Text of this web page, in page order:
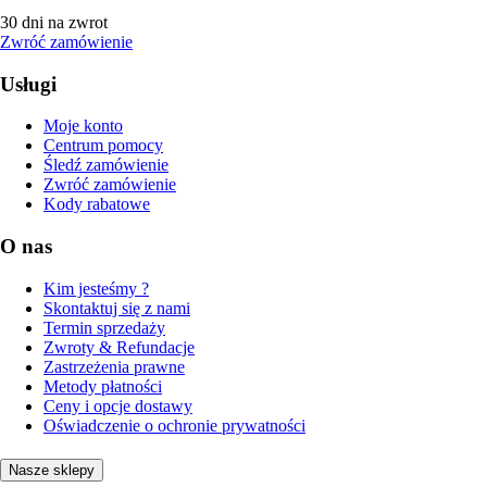
30 dni na zwrot
Zwróć zamówienie
Usługi
Moje konto
Centrum pomocy
Śledź zamówienie
Zwróć zamówienie
Kody rabatowe
O nas
Kim jesteśmy ?
Skontaktuj się z nami
Termin sprzedaży
Zwroty & Refundacje
Zastrzeżenia prawne
Metody płatności
Ceny i opcje dostawy
Oświadczenie o ochronie prywatności
Nasze sklepy